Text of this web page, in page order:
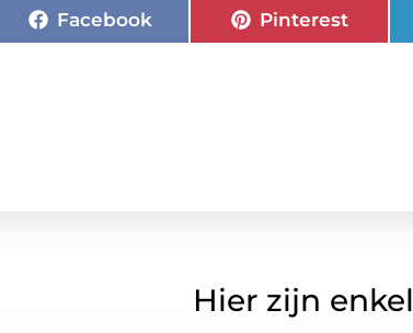
Facebook Pinterest
Hier zijn